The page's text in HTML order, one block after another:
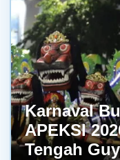
Karnaval
APEKSI
Tengah